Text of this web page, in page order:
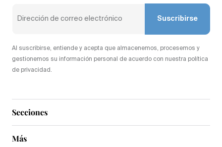
Secciones
Más
Suscribirse
Al suscribirse, entiende y acepta que almacenemos, procesemos y
gestionemos su información personal de acuerdo con nuestra política
de privacidad.